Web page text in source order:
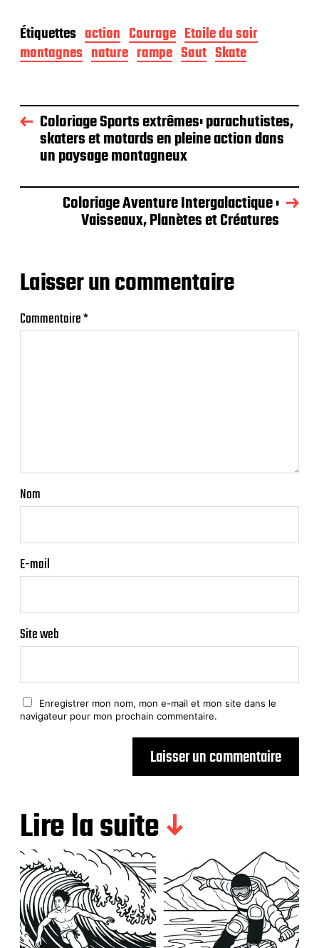
Étiquettes action Courage Etoile du soir
montagnes nature rampe Saut Skate
Coloriage Sports extrêmes: parachutistes,
skaters et motards en pleine action dans
un paysage montagneux
Coloriage Aventure Intergalactique :
Vaisseaux, Planètes et Créatures
Laisser un commentaire
Commentaire*
Nom
E-mail
Site web
Enregistrer mon nom, mon e-mail et mon site dans le
navigateur pour mon prochain commentaire.
Lire la suite